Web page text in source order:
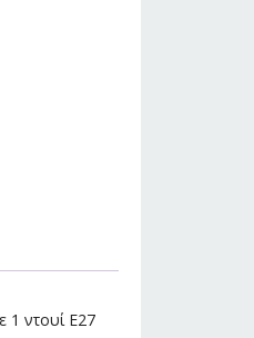
1 ντουί E27